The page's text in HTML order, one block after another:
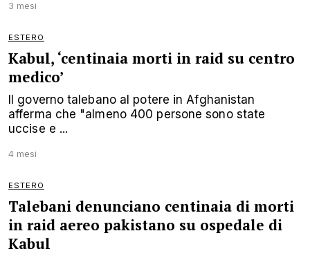
3 mesi
ESTERO
Kabul, ‘centinaia morti in raid su centro
medico’
Il governo talebano al potere in Afghanistan
afferma che "almeno 400 persone sono state
uccise e ...
4 mesi
ESTERO
Talebani denunciano centinaia di morti
in raid aereo pakistano su ospedale di
Kabul